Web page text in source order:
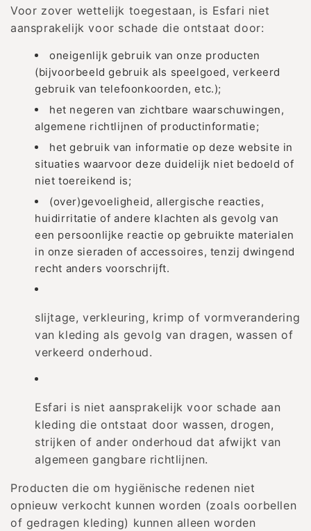
Voor zover wettelijk toegestaan, is Esfari niet
aansprakelijk voor schade die ontstaat door:
oneigenlijk gebruik van onze producten
(bijvoorbeeld gebruik als speelgoed, verkeerd
gebruik van telefoonkoorden, etc.);
het negeren van zichtbare waarschuwingen,
algemene richtlijnen of productinformatie;
het gebruik van informatie op deze website in
situaties waarvoor deze duidelijk niet bedoeld of
niet toereikend is;
(over)gevoeligheid, allergische reacties,
huidirritatie of andere klachten als gevolg van
een persoonlijke reactie op gebruikte materialen
in onze sieraden of accessoires, tenzij dwingend
recht anders voorschrijft.
slijtage, verkleuring, krimp of vormverandering
van kleding als gevolg van dragen, wassen of
verkeerd onderhoud.
Esfari is niet aansprakelijk voor schade aan
kleding die ontstaat door wassen, drogen,
strijken of ander onderhoud dat afwijkt van
algemeen gangbare richtlijnen.
Producten die om hygiënische redenen niet
opnieuw verkocht kunnen worden (zoals oorbellen
of gedragen kleding) kunnen alleen worden